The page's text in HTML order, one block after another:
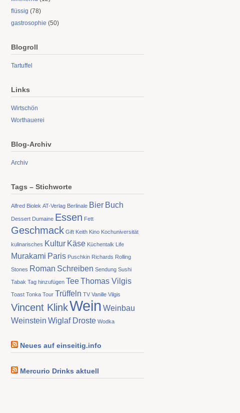
flüssig (78)
gastrosophie (50)
Blogroll
Tartuffel
Links
Wirtschön
Worthauerei
Blog-Archiv
Archiv
Tags – Stichworte
Alfred Biolek AT-Verlag Berlinale Bier Buch
Dessert Dumaine Essen Fett
Geschmack Gift Keith Kino Kochuniversität
kulinarisches Kultur Käse Küchentalk Life
Murakami Paris Puschkin Richards Rolling
Stones Roman Schreiben Sendung Sushi
Tabak Tag hinzufügen TeeThomas Vilgis
Toast Tonka Tour Trüffeln TV Vanille Vilgis
Vincent KlinkWein Weinbau
Weinstein Wiglaf Droste Wodka
Neues auf einseitig.info
Mercurio Drinks aktuell